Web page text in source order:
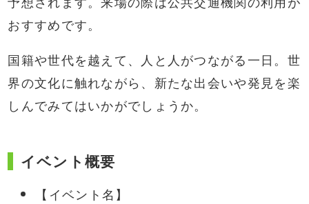
おすすめです。
国籍や世代を越えて、人と人がつながる一日。世
界の文化に触れながら、新たな出会いや発見を楽
しんでみてはいかがでしょうか。
イベント概要
【イベント名】